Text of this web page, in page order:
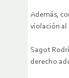
Además,
violación al
Sagot
derecho